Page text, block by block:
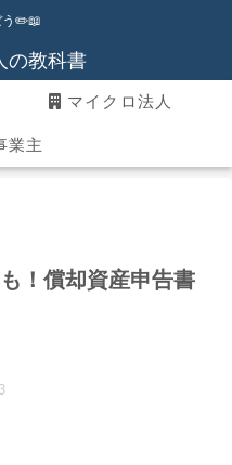
う✏️📖
の教科書
マイクロ法人
業主
！償却資産申告書